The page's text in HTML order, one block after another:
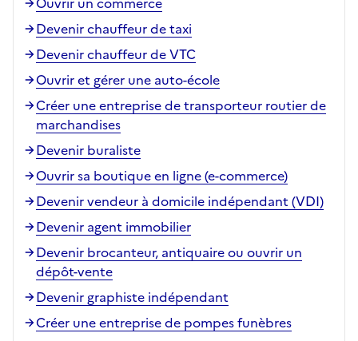
Devenir chauffeur de taxi
Devenir chauffeur de VTC
Ouvrir et gérer une auto-école
Créer une entreprise de transporteur routier de
marchandises
Devenir buraliste
Ouvrir sa boutique en ligne (e-commerce)
Devenir vendeur à domicile indépendant (VDI)
Devenir agent immobilier
Devenir brocanteur, antiquaire ou ouvrir un
dépôt-vente
Devenir graphiste indépendant
Créer une entreprise de pompes funèbres